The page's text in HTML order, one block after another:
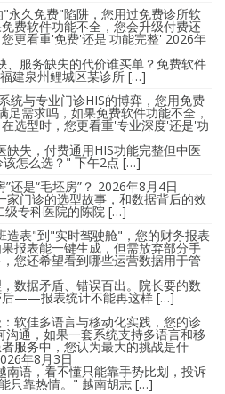
永久免费"陷阱，您用过免费诊所软
费软件功能不全，您会升级付费还
更看重'免费'还是'功能完整' 2026年
、服务缺失的代价谁买单？免费软件
建泉州鲤城区某诊所 […]
统与专业门诊HIS的博弈，您用免费
足需求吗，如果免费软件功能不全，
选型时，您更看重'专业深度'还是'功
失，付费通用HIS功能完整但中医
怎么选？" 下午2点 […]
还是“毛坯房”？ 2026年8月4日
家门诊的选型故事，和数据背后的效
级专科医院的陈院 […]
造表"到"实时驾驶舱"，您的财务报表
报表能一键生成，但需放弃部分手
您还希望看到哪些运营数据用于管
数据矛盾、错误百出。院长要的数
后——报表统计不能再这样 […]
软佳多语言与移动化实践，您的诊
通，如果一套系统支持多语言和移
服务中，您认为最大的挑战是什
年8月3日
南语，看不懂只能靠手势比划，投诉
只靠热情。" 越南胡志 […]